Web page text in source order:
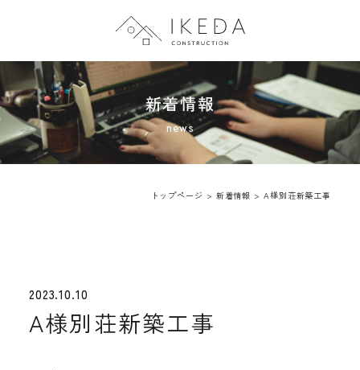
トップページ
会社案内
新着情報
トップページ > 新着情報 > A様別荘新築工事
2023.10.10
A様別荘新築工事